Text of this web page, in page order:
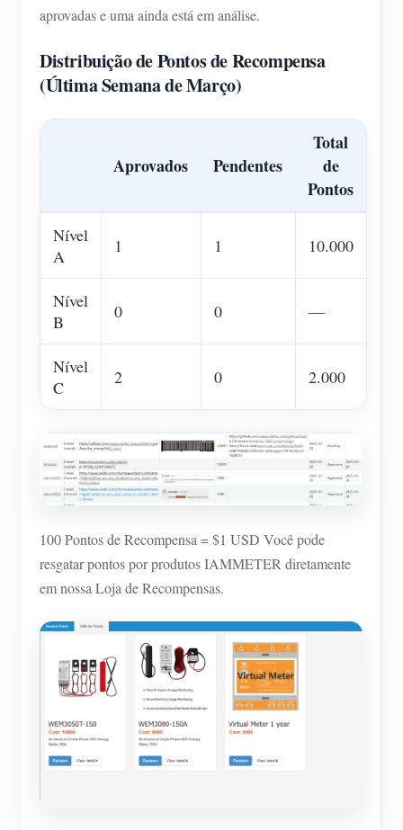
aprovadas e uma ainda está em análise.
Distribuição de Pontos de Recompensa
(Última Semana de Março)
Aprovados Pendentes
Total
de
Pontos
Nível
A
1 1 10.000
Nível
B
0 0 —
Nível
C
2 0 2.000
100 Pontos de Recompensa = $1 USD Você pode
resgatar pontos por produtos IAMMETER diretamente
em nossa Loja de Recompensas.